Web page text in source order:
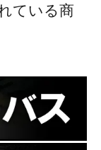
ている商